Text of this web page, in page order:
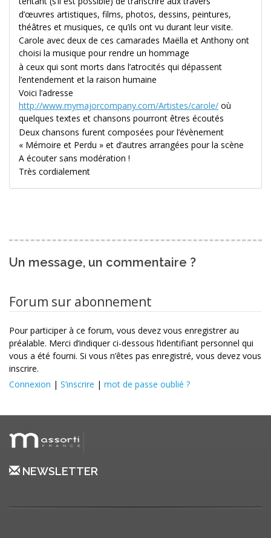
d’œuvres artistiques, films, photos, dessins, peintures,
théâtres et musiques, ce qu’ils ont vu durant leur visite.
Carole avec deux de ces camarades Maëlla et Anthony ont
choisi la musique pour rendre un hommage
à ceux qui sont morts dans l’atrocités qui dépassent
l’entendement et la raison humaine
Voici l’adresse
http://www.mymajorcompany.com/Artistes/carole/ où
quelques textes et chansons pourront êtres écoutés
Deux chansons furent composées pour l’évènement
« Mémoire et Perdu » et d’autres arrangées pour la scène
A écouter sans modération !
Très cordialement
Un message, un commentaire ?
Forum sur abonnement
Pour participer à ce forum, vous devez vous enregistrer au
préalable. Merci d’indiquer ci-dessous l’identifiant personnel qui
vous a été fourni. Si vous n’êtes pas enregistré, vous devez vous
inscrire.
Connexion | S’inscrire | mot de passe oublié ?
NEWSLETTER